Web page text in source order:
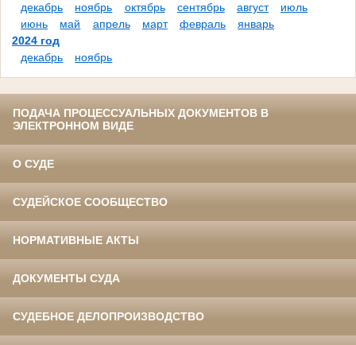
декабрь
ноябрь октябрь сентябрь август
июль
июнь
май апрель март февраль
январь
2024 год
декабрь
ноябрь
ПОДАЧА ПРОЦЕССУАЛЬНЫХ ДОКУМЕНТОВ В
ЭЛЕКТРОННОМ ВИДЕ
О СУДЕ
СУДЕЙСКОЕ СООБЩЕСТВО
НОРМАТИВНЫЕ АКТЫ
ДОКУМЕНТЫ СУДА
СУДЕБНОЕ ДЕЛОПРОИЗВОДСТВО